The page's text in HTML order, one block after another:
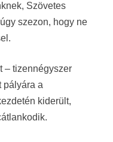
Szövetes
szezon, hogy ne
– tizennégyszer
pályára a
kiderült,